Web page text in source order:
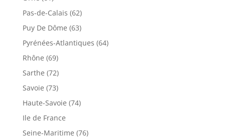
Pas-de-Calais (62)
Puy De Dôme (63)
Pyrénées-Atlantiques (64)
Rhône (69)
Sarthe (72)
Savoie (73)
Haute-Savoie (74)
Ile de France
Seine-Maritime (76)